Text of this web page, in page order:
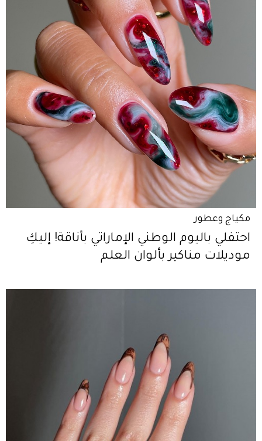
مكياج وعطور
احتفلي باليوم الوطني الإماراتي بأناقة! إليكِ
موديلات مناكير بألوان العلم